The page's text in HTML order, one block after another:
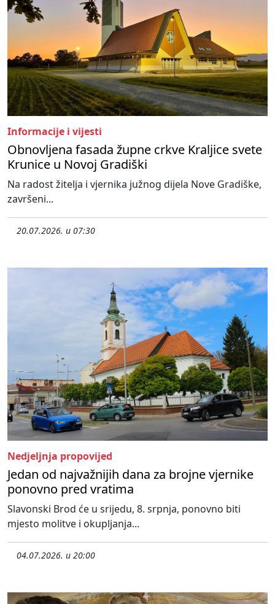
Informacije i vijesti
Obnovljena fasada župne crkve Kraljice svete
Krunice u Novoj Gradiški
Na radost žitelja i vjernika južnog dijela Nove Gradiške,
završeni...
20.07.2026. u 07:30
Nedjeljnja propovijed
Jedan od najvažnijih dana za brojne vjernike
ponovno pred vratima
Slavonski Brod će u srijedu, 8. srpnja, ponovno biti
mjesto molitve i okupljanja...
04.07.2026. u 20:00